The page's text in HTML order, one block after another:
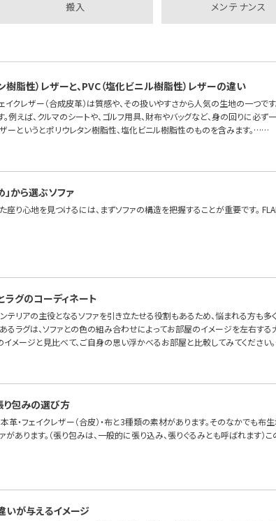
搬入 メンテナンス
樹脂性）レザーと、PVC（塩化ビニル樹脂性）レザーの違い
イクレザー（合成皮革）は質感や、その扱いやすさから人気の生地の一つで
例えば、クルマのシートや、ゴルフ用具、財布やバッグなど、身の回りに必
ザーというとポリウレタン樹脂性、塩化ビニル樹脂性のものを含みます。……
」から選ぶソファ
座り心地を見つけるには、まずソファの構造を把握することが重要です。
ラグのコーディネート
テリアの主役となるソファを引き立たせる役割もあるため、悩まれる方も多
ラグは、ソファとの色の組み合わせによってお部屋のイメージを左右する
イメージと見比べて、ご自身の思い浮かべるお部屋と比較してみてください
り包みの選び方
革・フェイクレザー（合皮）・布と3種類の素材があります。そのなかでも布生
があります。（張り包みは、一般的に張り込み、張りぐるみとも呼ばれます
いが与えるイメージ